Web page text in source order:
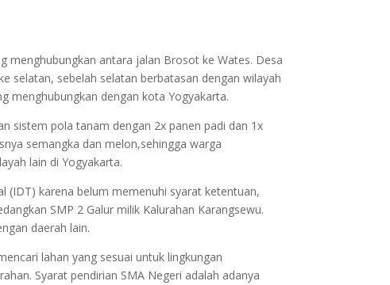
menghubungkan antara jalan Brosot ke Wates. Desa
selatan, sebelah selatan berbatasan dengan wilayah
menghubungkan dengan kota Yogyakarta.
sistem pola tanam dengan 2x panen padi dan 1x
semangka dan melon,sehingga warga
lain di Yogyakarta.
(IDT) karena belum memenuhi syarat ketentuan,
SMP 2 Galur milik Kalurahan Karangsewu.
daerah lain.
lahan yang sesuai untuk lingkungan
Syarat pendirian SMA Negeri adalah adanya